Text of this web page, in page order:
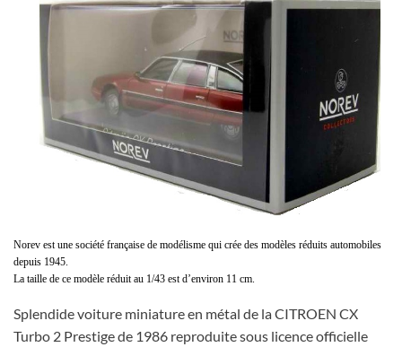
Norev est une société française de modélisme qui crée des modèles réduits automobiles
depuis 1945.
La taille de ce modèle réduit au 1/43 est d’environ 11 cm.
Splendide voiture miniature en métal de la CITROEN CX
Turbo 2 Prestige de 1986 reproduite sous licence officielle